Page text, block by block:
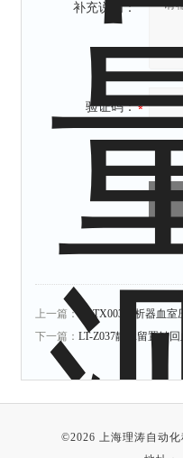
补充说明：
验证码：
上一篇： LT-TX003透析器血
下一篇： LT-Z037静脉留置针
©2026 上海理涛自动